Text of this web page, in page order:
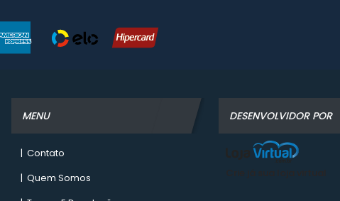
MENU
| Contato
| Quem Somos
DESENVOLVIDOR POR